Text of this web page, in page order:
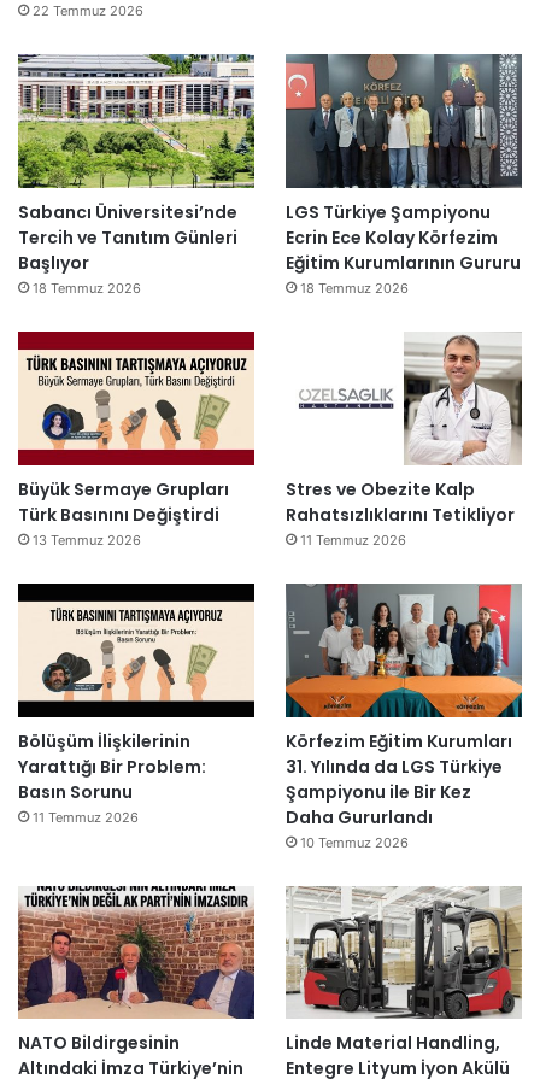
22 Temmuz 2026
Sabancı Üniversitesi’nde
Tercih ve Tanıtım Günleri
Başlıyor
18 Temmuz 2026
LGS Türkiye Şampiyonu
Ecrin Ece Kolay Körfezim
Eğitim Kurumlarının Gururu
18 Temmuz 2026
Büyük Sermaye Grupları
Türk Basınını Değiştirdi
13 Temmuz 2026
Stres ve Obezite Kalp
Rahatsızlıklarını Tetikliyor
11 Temmuz 2026
Bölüşüm İlişkilerinin
Yarattığı Bir Problem:
Basın Sorunu
11 Temmuz 2026
Körfezim Eğitim Kurumları
31. Yılında da LGS Türkiye
Şampiyonu ile Bir Kez
Daha Gururlandı
10 Temmuz 2026
NATO Bildirgesinin
Altındaki İmza Türkiye’nin
Linde Material Handling,
Entegre Lityum İyon Akülü